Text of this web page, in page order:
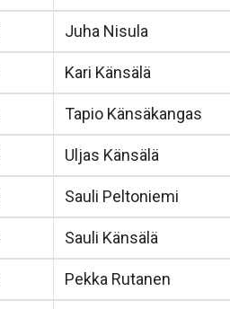
Juha Nisula
Kari Känsälä
Tapio Känsäkangas
Uljas Känsälä
Sauli Peltoniemi
Sauli Känsälä
Pekka Rutanen